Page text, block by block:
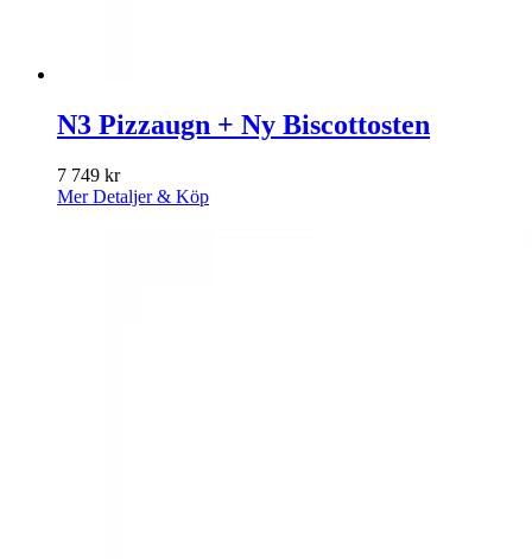
N3 Pizzaugn + Ny Biscottosten
7 749 kr
Mer Detaljer & Köp